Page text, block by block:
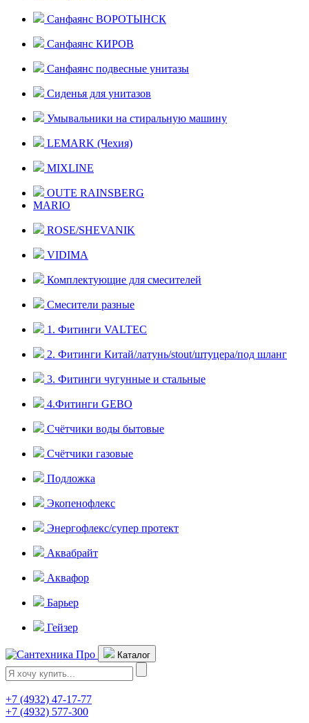
Санфаянс ВОРОТЫНСК
Санфаянс КИРОВ
Санфаянс подвесные унитазы
Сиденья для унитазов
Умывальники на стиральную машину
LEMARK (Чехия)
MIXLINE
OUTE RAINSBERG
MARIO
ROSE/SHEVANIK
VIDIMA
Комплектующие для смесителей
Смесители разные
1. Фитинги VALTEC
2. Фитинги Китай/латунь/stout/штуцера/под шланг
3. Фитинги чугунные и стальные
4.Фитинги GEBO
Счётчики воды бытовые
Счётчики газовые
Подложка
Экопенофлекс
Энергофлекс/супер протект
Аквабрайт
Аквафор
Барьер
Гейзер
Каталог
+7 (4932) 47-17-77
+7 (4932) 577-300